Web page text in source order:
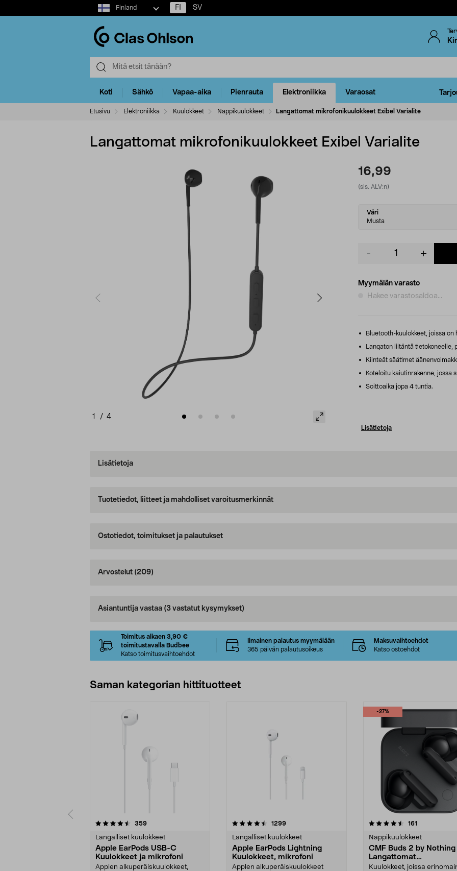
Select
market
Finland FI SV
Koti Sähkö Vapaa-aika Pienrauta Elektroniikka Varaosat
Etusivu Elektroniikka Kuulokkeet Nappikuulokkeet Langattomat mikrofonikuulokkeet Exibel Varialite
Langattomat mikrofonikuulokkeet Exibel Varialite
1 / 4
16,99
(sis. ALV:n)
Select
variant
Väri
Musta
Myymälän varasto
Hakee varastosaldoa...
Bluetooth-kuulokkeet, joissa on
Langaton liitäntä tietokoneelle,
Kiinteät säätimet
Koteloitu kaiutinrakenne, jossa
Soittoaika jopa 4 tuntia.
Lisätietoja
Lisätietoja
Tuotetiedot, liitteet ja mahdolliset varoitusmerkinnät
Ostotiedot, toimitukset ja palautukset
Arvostelut (209)
Asiantuntija vastaa (3 vastatut kysymykset)
Toimitus alkaen 3,90 €
toimitustavalla Budbee
Katso toimitusvaihtoehdot
Ilmainen palautus myymälään
365 päivän palautusoikeus
Maksuvaihtoehdot
Katso ostoehdot
Saman kategorian hittituotteet
359arvostelut
Langalliset kuulokkeet
Apple EarPods USB-C
Kuulokkeet ja mikrofoni
Applen alkuperäiskuulokkeet,
4.5 viidestä
1299arvostelut
Langalliset kuulokkeet
Apple EarPods Lightning
Kuulokkeet, mikrofoni
Applen alkuperäiskuulokkeet
-27%
4.5 viidestä
161
Nappikuulokkeet
CMF Buds 2 by Nothing
Langattomat
nappikuulokkeet
Kuulokkeet, joissa
4.0 viidestä